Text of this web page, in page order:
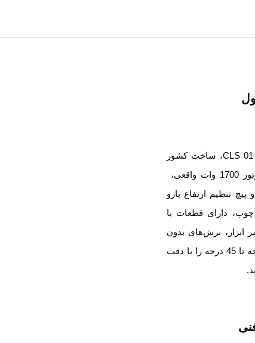
اره فارسی‌بر ثابت با کد فنی CLS 01-255، ساخت کشور
چین با گارانتی 12 ماه و توان موتور 1700 وات واقعی،
تنظیم ارتفاع بازو
دارای قطعات با
ابزار، برش‌های بدون
نقص با زوایای گوناگون از صفر درجه تا 45 درجه را با دقت